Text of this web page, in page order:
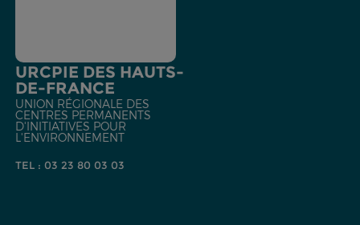
URCPIE DES HAUTS-
DE-FRANCE
UNION RÉGIONALE DES
CENTRES PERMANENTS
D'INITIATIVES POUR
L'ENVIRONNEMENT
TEL : 03 23 80 03 03